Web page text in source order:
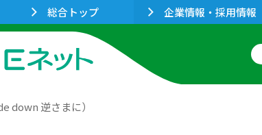
総合トップ 企業情報・採用情報
down 逆さまに）